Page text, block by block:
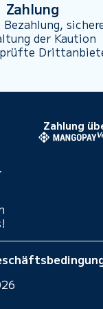
Zahlung
Bezahlung,
der Kaution
Zahlung